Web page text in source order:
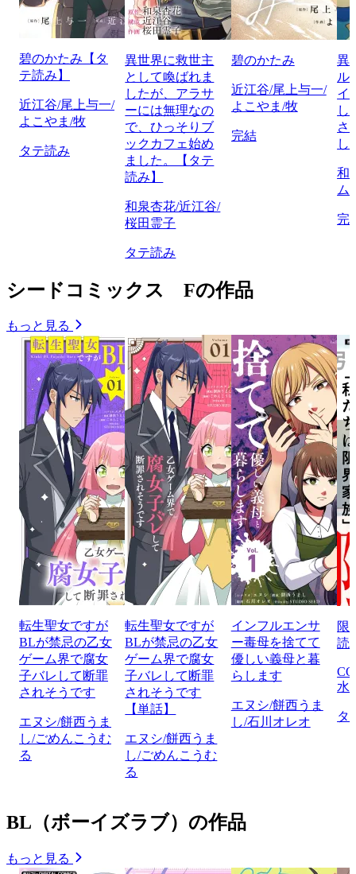
碧のかたみ【タ
テ読み】
近江谷/尾上与一/
よこやま/牧
タテ読み
異世界に救世主
として喚ばれま
したが、アラサ
ーには無理なの
で、ひっそりブ
ックカフェ始め
ました。【タテ
読み】
和泉杏花/近江谷/
桜田霊子
タテ読み
碧のかたみ
近江谷/尾上与一/
よこやま/牧
完結
異
ル
イ
し
さ
し
和
ム
完
シードコミックス Fの作品
もっと見る
転生聖女ですが
BLが禁忌の乙女
ゲーム界で腐女
子バレして断罪
されそうです
エヌシ/餅西うま
し/ごめんこうむ
る
転生聖女ですが
BLが禁忌の乙女
ゲーム界で腐女
子バレして断罪
されそうです
【単話】
エヌシ/餅西うま
し/ごめんこうむ
る
インフルエンサ
ー毒母を捨てて
優しい義母と暮
らします
エヌシ/餅西うま
し/石川オレオ
限
読
水
タ
BL（ボーイズラブ）の作品
もっと見る